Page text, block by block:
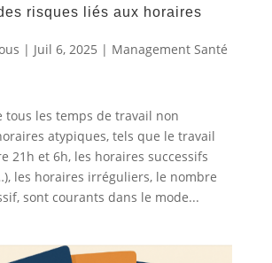
risques liés aux horaires
| Juil 6, 2025 | Management Santé
tous les temps de travail non
atypiques, tels que le travail
21h et 6h, les horaires successifs
les horaires irréguliers, le nombre
sont courants dans le mode...